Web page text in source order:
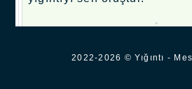
.
2022-2026 © Yığıntı -